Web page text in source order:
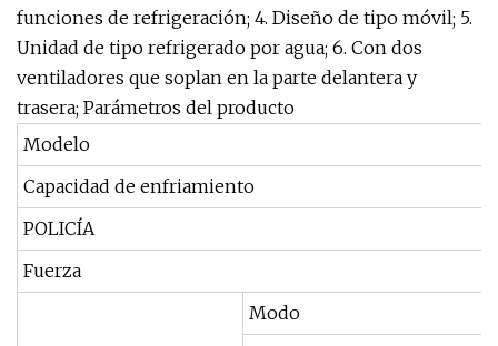
funciones de refrigeración; 4. Diseño de tipo móvil; 5.
Unidad de tipo refrigerado por agua; 6. Con dos
ventiladores que soplan en la parte delantera y
trasera; Parámetros del producto
Modelo
Capacidad de enfriamiento
POLICÍA
Fuerza
Modo